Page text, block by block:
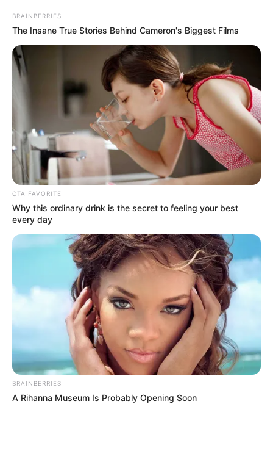
TEMAS RELACIONADOS
ABUSO DE MENORES
NOTICIAS HUILA
NOTICIAS JUDICIALES
MANTÉNGASE EN ALERTA
Tenemos todas las noticias que le
interesan. Para estar bien informado, por
ACTIVAR AHORA
TEMAS DESTACADOS
FIESTAS DE SAN PEDRO EN EL HUILA
NOTICIAS HUILA
NOTICIAS DE NEIVA
SARAMPIÓN
EJÉRCITO NACIONAL
POLICÍA DEL HUILA
BRAINBERRIES
The Insane True Stories Behind Cameron's Biggest Films
CTA FAVORITE
Why this ordinary drink is the secret to feeling your best
every day
BRAINBERRIES
A Rihanna Museum Is Probably Opening Soon